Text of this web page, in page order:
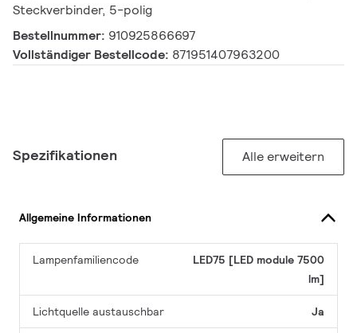
Steckverbinder, 5-polig
Bestellnummer: 910925866697
Vollständiger Bestellcode: 871951407963200
Spezifikationen Alle erweitern
Allgemeine Informationen
Lampenfamiliencode
LED75 [LED module 7500
lm]
Lichtquelle austauschbar Ja